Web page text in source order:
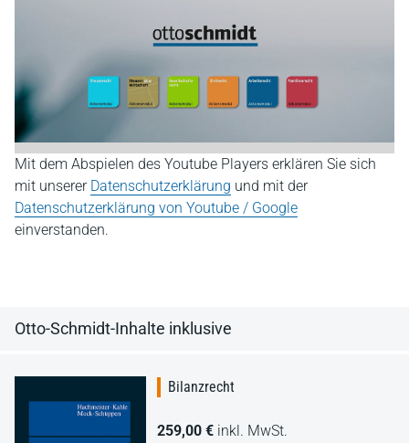
Mit dem Abspielen des Youtube Players erklären Sie sich
mit unserer Datenschutzerklärung und mit der
Datenschutzerklärung von Youtube / Google
einverstanden.
Otto-Schmidt-Inhalte inklusive
Bilanzrecht
259,00 € inkl. MwSt.